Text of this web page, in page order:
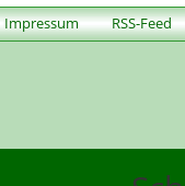
Impressum RSS-Feed